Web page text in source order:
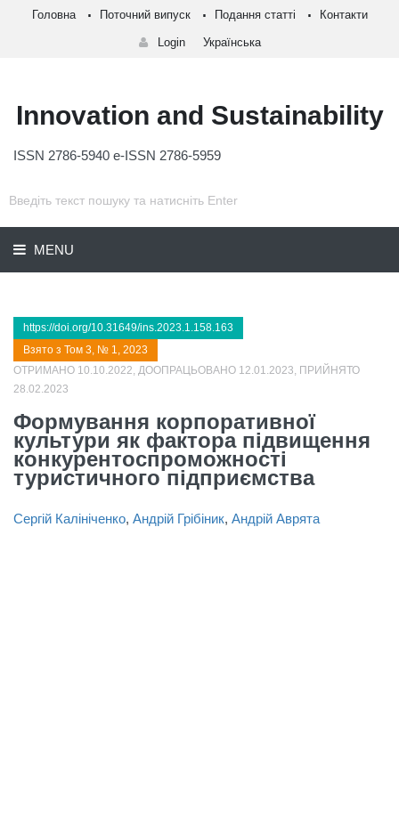
Головна Поточний випуск Подання статті Контакти
Login Українська
Innovation and Sustainability
ISSN 2786-5940 e-ISSN 2786-5959
MENU
https://doi.org/10.31649/ins.2023.1.158.163
Взято з Том 3, № 1, 2023
ОТРИМАНО 10.10.2022, ДООПРАЦЬОВАНО 12.01.2023, ПРИЙНЯТО
28.02.2023
Формування корпоративної
культури як фактора підвищення
конкурентоспроможності
туристичного підприємства
Сергій Калініченко, Андрій Грібіник, Андрій Аврята